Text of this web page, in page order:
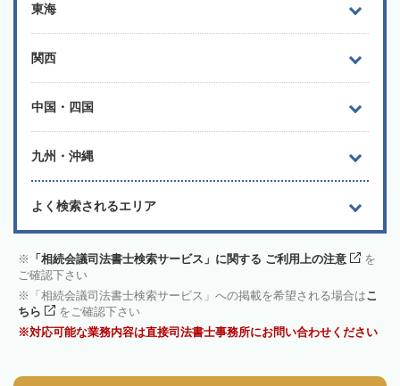
東海
関西
中国・四国
九州・沖縄
よく検索されるエリア
「相続会議司法書士検索サービス」に関する ご利用上の注意
を
ご確認下さい
「相続会議司法書士検索サービス」への掲載を希望される場合はこ
ちら
をご確認下さい
対応可能な業務内容は直接司法書士事務所にお問い合わせください